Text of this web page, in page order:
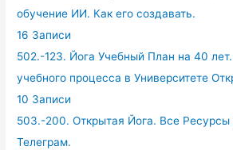
обучение ИИ. Как его создавать.
16 Записи
502.-123. Йога Учебный План на 40
учебного процесса в Университете
10 Записи
503.-200. Открытая Йога. Все Ресурсы
Телеграм.